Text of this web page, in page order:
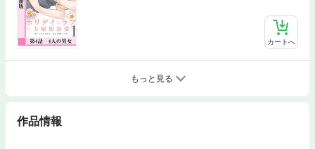
カートへ
もっと見る
作品情報